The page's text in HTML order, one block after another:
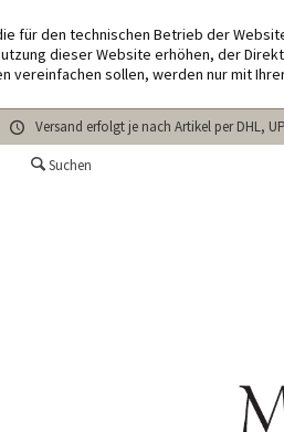
für den technischen Betrieb der
dieser Website erhöhen, der
vereinfachen sollen, werden nur mit
Versand erfolgt je nach Artikel per DHL,
Suchen